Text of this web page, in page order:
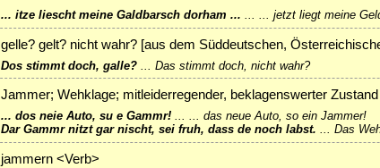
... itze liescht meine Galdbarsch dorham ... ... jetzt liegt meine
gelle? gelt? nicht wahr? [aus dem Süddeutschen,
Dos stimmt doch, galle?... Das stimmt doch, nicht wahr?
Jammer; Wehklage; mitleiderregender, beklagenswerter Zustand
... dos neie Auto, su e Gammr!... ... das neue Auto, so ein Jammer!
Dar Gammr nitzt gar nischt, sei fruh, dass de noch labst. ... Das
jammern <Verb>